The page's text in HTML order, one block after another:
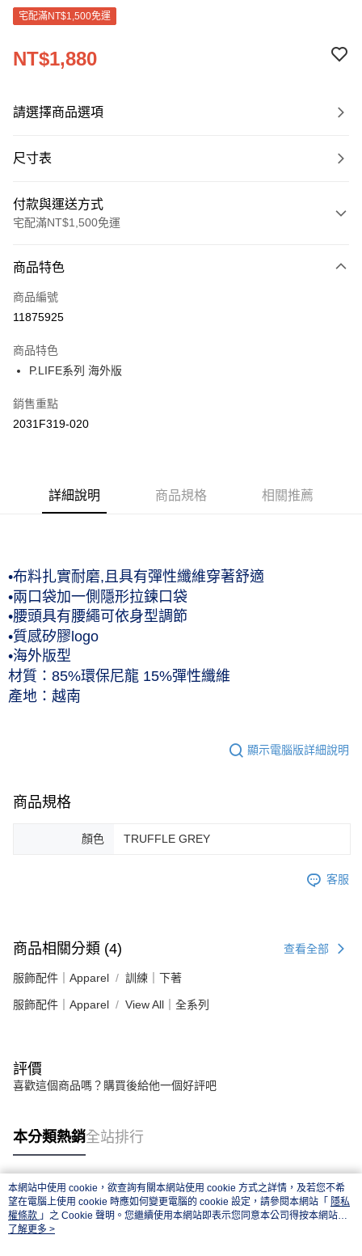
宅配滿NT$1,500免運
NT$1,880
請選擇商品選項
尺寸表
付款與運送方式
宅配滿NT$1,500免運
信用卡一次付款
運送方式
黑貓宅急便 (僅限台灣本島，離島恕不配送) 預計2-3個工作天到貨
每筆NT$120，滿NT$1,500(含以上)免運費
商品特色
商品編號
11875925
商品特色
P.LIFE系列 海外版
銷售重點
2031F319-020
詳細說明 商品規格 相關推薦
•布料扎實耐磨,且具有彈性纖維穿著舒適
•兩口袋加一側隱形拉鍊口袋
•腰頭具有腰繩可依身型調節
•質感矽膠logo
•海外版型
材質：85%環保尼龍 15%彈性纖維
產地：越南
顯示電腦版詳細說明
商品規格
顏色 TRUFFLE GREY
客服
商品相關分類 (4) 查看全部
服飾配件｜Apparel 訓練｜下著
服飾配件｜Apparel View All｜全系列
評價
喜歡這個商品嗎？購買後給他一個好評吧
本分類熱銷全站排行
熱門標籤
本網站中使用 cookie，欲查詢有關本網站使用 cookie 方式之詳情，及若您不希
望在電腦上使用 cookie 時應如何變更電腦的 cookie 設定，請參閱本網站「 隱私
權條款 」之 Cookie 聲明。您繼續使用本網站即表示您同意本公司得按本網站使
用條款之 Cookie 聲明使用 cookie。
了解更多 >